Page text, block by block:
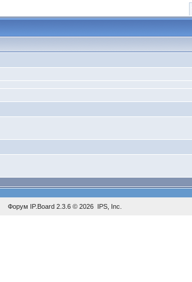
Форум IP.Board2.3.6 © 2026 IPS, Inc